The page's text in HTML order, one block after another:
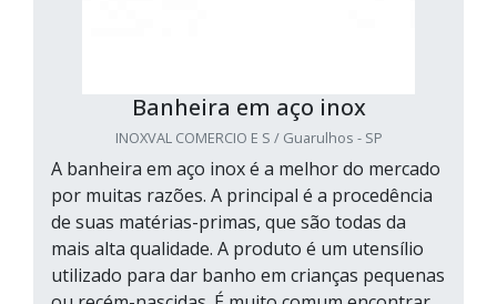
Banheira em aço inox
INOXVAL COMERCIO E S / Guarulhos - SP
A banheira em aço inox é a melhor do mercado
por muitas razões. A principal é a procedência
de suas matérias-primas, que são todas da
mais alta qualidade. A produto é um utensílio
utilizado para dar banho em crianças pequenas